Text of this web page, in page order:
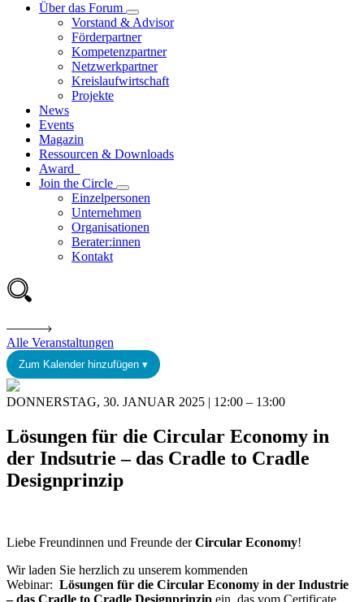
Über das Forum
Vorstand & Advisor
Förderpartner
Kompetenzpartner
Netzwerkpartner
Kreislaufwirtschaft
Projekte
News
Events
Magazin
Ressourcen & Downloads
Award
Join the Circle
Einzelpersonen
Unternehmen
Organisationen
Berater:innen
Kontakt
Alle Veranstaltungen
Zum Kalender hinzufügen ▾
DONNERSTAG, 30. JANUAR 2025 | 12:00 – 13:00
Lösungen für die Circular Economy in
der Indsutrie – das Cradle to Cradle
Designprinzip
Liebe Freundinnen und Freunde derCircular Economy!
Wir laden Sie herzlich zu unserem kommenden
Webinar: Lösungen für die Circular Economy in der Industrie
– das Cradle to Cradle Designprinzip ein, das vom Certificate